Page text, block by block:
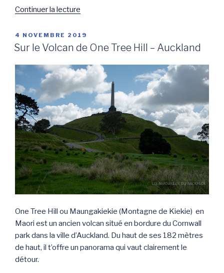
Continuer la lecture
au
Shakespear
Park »
PUBLIÉ
LE
4 NOVEMBRE 2019
Sur le Volcan de One Tree Hill – Auckland
One Tree Hill ou Maungakiekie (Montagne de Kiekie) en
Maori est un ancien volcan situé en bordure du Cornwall
park dans la ville d’Auckland. Du haut de ses 182 mètres
de haut, il t’offre un panorama qui vaut clairement le
détour.